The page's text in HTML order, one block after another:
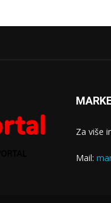
Za više
Mail: